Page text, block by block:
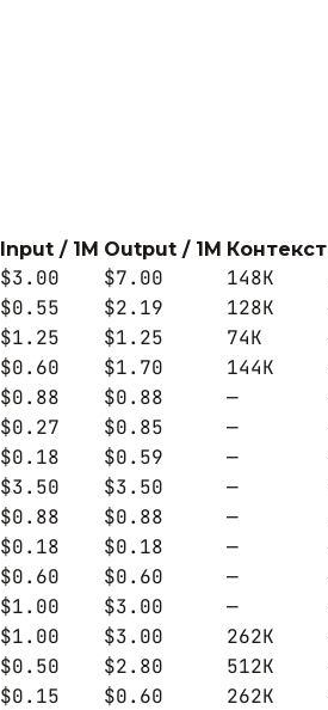
Input / 1M Output / 1M Контекст
$3.00 $7.00 148K
$0.55 $2.19 128K
$1.25 $1.25 74K
$0.60 $1.70 144K
$0.88 $0.88 —
$0.27 $0.85 —
$0.18 $0.59 —
$3.50 $3.50 —
$0.88 $0.88 —
$0.18 $0.18 —
$0.60 $0.60 —
$1.00 $3.00 —
$1.00 $3.00 262K
$0.50 $2.80 512K
$0.15 $0.60 262K